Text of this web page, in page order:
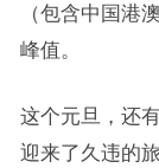
（包含中国港
峰值。
这个元旦，还
迎来了久违的